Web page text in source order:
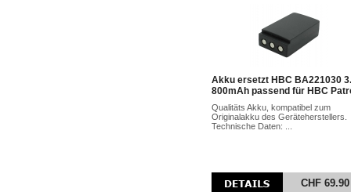
Akku ersetzt HBC BA221030
800mAh passend für HBC
Qualitäts Akku, kompatibel zum
Originalakku des Geräteherstellers.
Technische Daten: ...
CHF 69.90